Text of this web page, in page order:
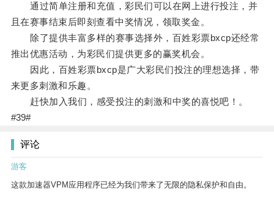
通过简单注册和充值，彩民们可以在网上进行投注，并
且在赛事结束后即刻查看中奖情况，领取奖金。
除了提供丰富多样的赛事选择外，百姓彩票bxcp还经常
推出优惠活动，为彩民们提供更多的赢奖机会。
因此，百姓彩票bxcp是广大彩民们投注的理想选择，带
来更多刺激和乐趣。
赶快加入我们，感受投注的刺激和中奖的喜悦吧！。
#39#
评论
游客
这款加速器VPM应用程序已经为我们带来了无限的隐私保护和自由。